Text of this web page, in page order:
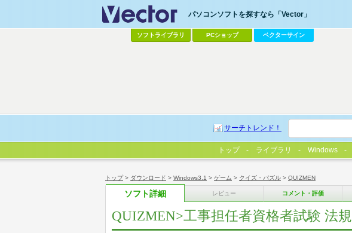
トップ> ダウンロード > Windows3.1 > ゲーム > クイズ・パズル > QUIZMEN
ソフト詳細 レビュー コメント・評価
QUIZMEN>工事担任者資格者試験 法規
パソコンソフトを探すなら「Vector」
ソフトライブラリ PCショップ ベクターサイン
サーチトレンド！
トップ ライブラリ Windows